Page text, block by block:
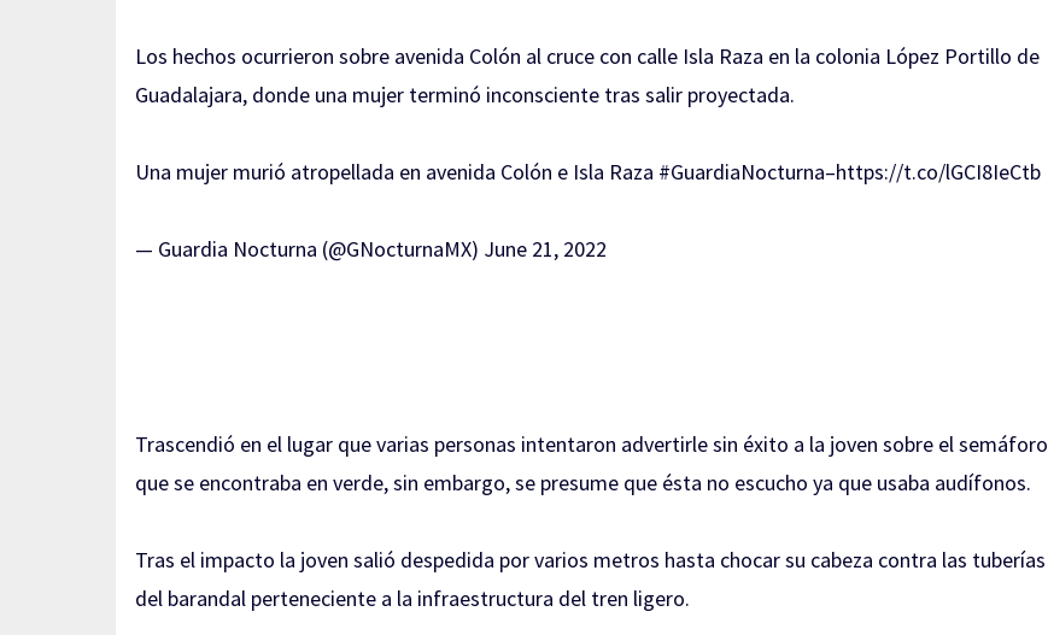
Los hechos ocurrieron sobre avenida Colón al cruce con calle Isla Raza en la colonia López Portillo de
Guadalajara, donde una mujer terminó inconsciente tras salir proyectada.
Una mujer murió atropellada en avenida Colón e Isla Raza #GuardiaNocturna–https://t.co/lGCI8IeCtb
— Guardia Nocturna (@GNocturnaMX) June 21, 2022
Trascendió en el lugar que varias personas intentaron advertirle sin éxito a la joven sobre el semáforo
que se encontraba en verde, sin embargo, se presume que ésta no escucho ya que usaba audífonos.
Tras el impacto la joven salió despedida por varios metros hasta chocar su cabeza contra las tuberías
del barandal perteneciente a la infraestructura del tren ligero.